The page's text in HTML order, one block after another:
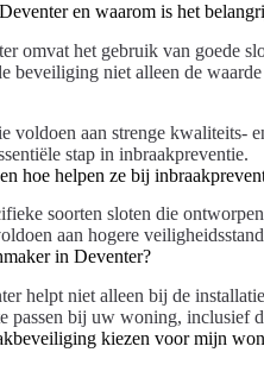
en waarom is het
omvat het gebruik van goede
beveiliging niet alleen de
voldoen aan strenge kwaliteits-
stap in inbraakpreventie.
hoe helpen ze bij
soorten sloten die
aan hogere
in Deventer?
helpt niet alleen bij de
passen bij uw woning, inclusief
kiezen voor mijn